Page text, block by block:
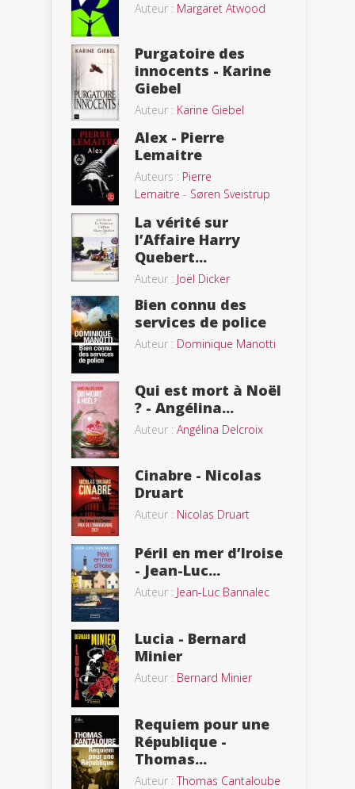
Auteur : Margaret Atwood
Purgatoire des
innocents - Karine
Giebel
Auteur : Karine Giebel
Alex - Pierre
Lemaitre
Auteurs : Pierre
Lemaitre - Søren Sveistrup
La vérité sur
l’Affaire Harry
Quebert...
Auteur : Joël Dicker
Bien connu des
services de police
Auteur : Dominique Manotti
Qui est mort à Noël
? - Angélina...
Auteur : Angélina Delcroix
Cinabre - Nicolas
Druart
Auteur : Nicolas Druart
Péril en mer d’Iroise
- Jean-Luc...
Auteur : Jean-Luc Bannalec
Lucia - Bernard
Minier
Auteur : Bernard Minier
Requiem pour une
République -
Thomas...
Auteur :Thomas Cantaloube